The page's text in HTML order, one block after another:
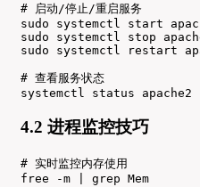
# 启动/停止/重启服务
sudo systemctl start
sudo systemctl stop
sudo systemctl restart
# 查看服务状态
systemctl status
4.2 进程监控技巧
# 实时监控内存使用
free -m | grep Mem